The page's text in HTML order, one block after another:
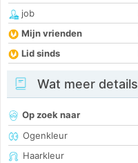
job
Mijn vrienden
Lid sinds
Wat meer details
Op zoek naar
Ogenkleur
Haarkleur